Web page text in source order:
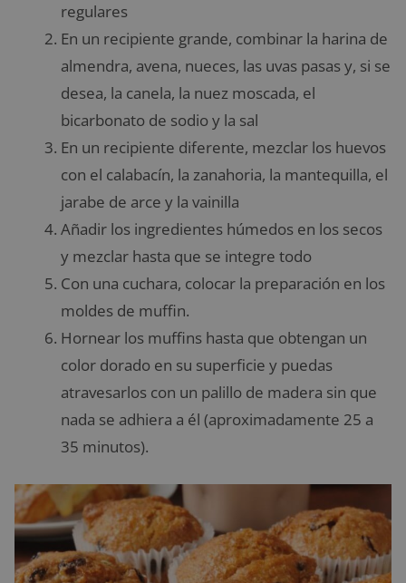
regulares
En un recipiente grande, combinar la harina de
almendra, avena, nueces, las uvas pasas y, si se
desea, la canela, la nuez moscada, el
bicarbonato de sodio y la sal
En un recipiente diferente, mezclar los huevos
con el calabacín, la zanahoria, la mantequilla, el
jarabe de arce y la vainilla
Añadir los ingredientes húmedos en los secos
y mezclar hasta que se integre todo
Con una cuchara, colocar la preparación en los
moldes de muffin.
Hornear los muffins hasta que obtengan un
color dorado en su superficie y puedas
atravesarlos con un palillo de madera sin que
nada se adhiera a él (aproximadamente 25 a
35 minutos).